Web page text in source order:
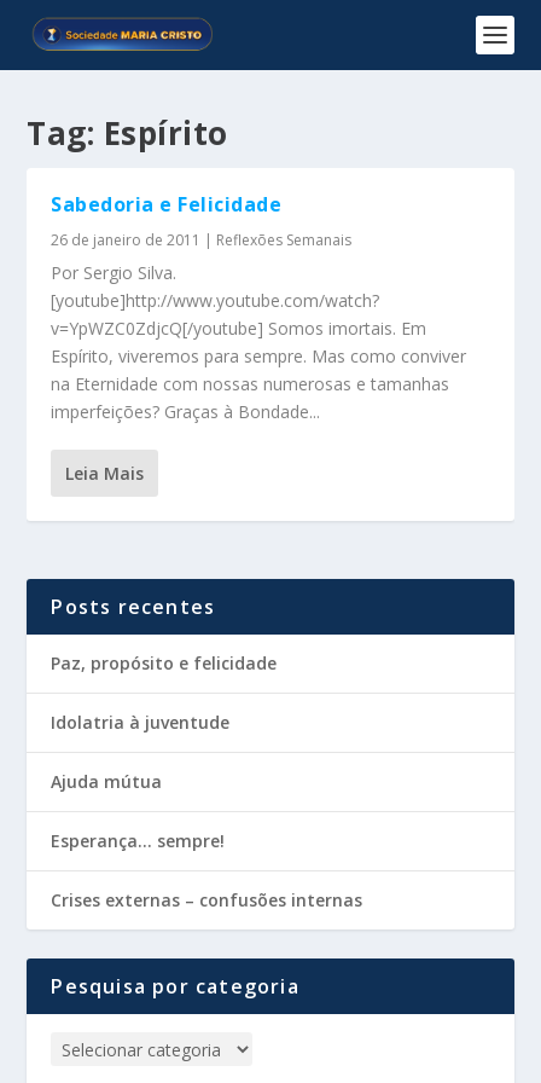
Tag: Espírito
Sabedoria e Felicidade
26 de janeiro de 2011 | Reflexões Semanais
Por Sergio Silva.
[youtube]http://www.youtube.com/watch?
v=YpWZC0ZdjcQ[/youtube] Somos imortais. Em
Espírito, viveremos para sempre. Mas como conviver
na Eternidade com nossas numerosas e tamanhas
imperfeições? Graças à Bondade...
Leia Mais
Posts recentes
Paz, propósito e felicidade
Idolatria à juventude
Ajuda mútua
Esperança… sempre!
Crises externas – confusões internas
Pesquisa por categoria